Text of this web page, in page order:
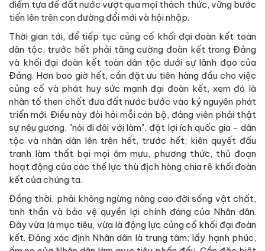
điểm tựa để đất nước vượt qua mọi thách thức, vững bước
tiến lên trên con đường đổi mới và hội nhập.
Thời gian tới, để tiếp tục củng cố khối đại đoàn kết toàn
dân tộc, trước hết phải tăng cường đoàn kết trong Đảng
và khối đại đoàn kết toàn dân tộc dưới sự lãnh đạo của
Đảng. Hơn bao giờ hết, cần đặt ưu tiên hàng đầu cho việc
củng cố và phát huy sức mạnh đại đoàn kết, xem đó là
nhân tố then chốt đưa đất nước bước vào kỷ nguyên phát
triển mới. Điều này đòi hỏi mỗi cán bộ, đảng viên phải thật
sự nêu gương, "nói đi đôi với làm", đặt lợi ích quốc gia - dân
tộc và nhân dân lên trên hết, trước hết; kiên quyết đấu
tranh làm thất bại mọi âm mưu, phương thức, thủ đoạn
hoạt động của các thế lực thù địch hòng chia rẽ khối đoàn
kết của chúng ta.
Đồng thời, phải không ngừng nâng cao đời sống vật chất,
tinh thần và bảo vệ quyền lợi chính đáng của Nhân dân.
Đây vừa là mục tiêu, vừa là động lực củng cố khối đại đoàn
kết. Đảng xác định Nhân dân là trung tâm; lấy hạnh phúc,